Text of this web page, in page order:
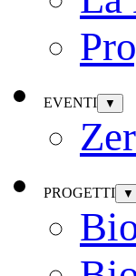
EVENTI ▼
PROGETTI ▼